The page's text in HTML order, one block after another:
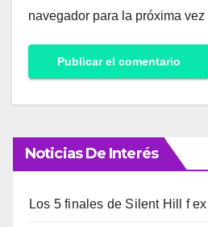
navegador para la próxima vez
Noticias De Interés
Los 5 finales de Silent Hill f